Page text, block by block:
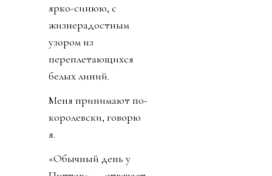
ярко-синюю, с
жизнерадостным
узором из
переплетающихся
белых линий.
Меня принимают по-
королевски, говорю
я.
«Обычный день у